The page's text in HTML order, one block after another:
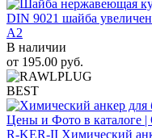
DIN 9021 шайба
A2
В наличии
от 195.00 руб.
BEST
R-KER-II Химический